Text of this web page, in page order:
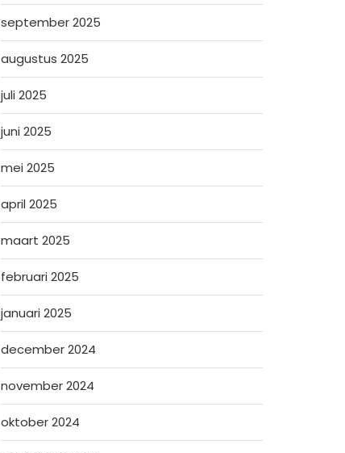
september 2025
augustus 2025
juli 2025
juni 2025
mei 2025
april 2025
maart 2025
februari 2025
januari 2025
december 2024
november 2024
oktober 2024